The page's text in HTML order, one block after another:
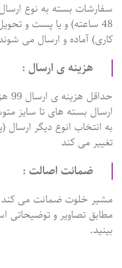
سفارشات بسته به نوع
کاری) آماده و ارسال می
هزینه ی ارسال :
ارسال بسته های تا سایز
به انتخاب انوع دیگر ارسال
تغییر می کند
ضمانت اصالت :
مشیر خلوت ضمانت می
مطابق تصاویر و
بینید.